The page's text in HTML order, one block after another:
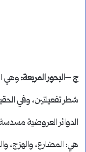
ج –البحور المربعة:وهي
شطر تفعيلتين، وفي
الدوائر العروضية
هي: المضارع، والهزج،